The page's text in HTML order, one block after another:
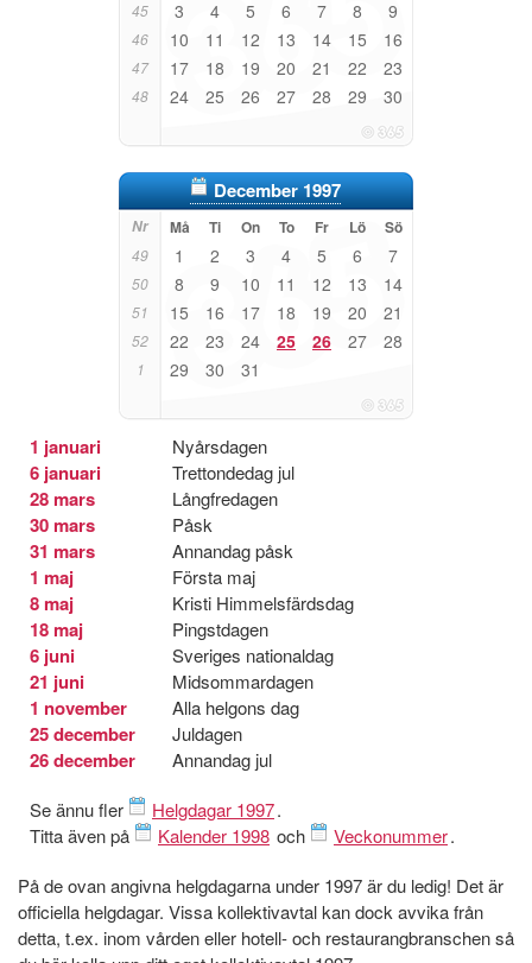
45 3 4 5 6 7 8 9
46 10 11 12 13 14 15 16
47 17 18 19 20 21 22 23
48 24 25 26 27 28 29 30
December 1997
Nr Må Ti On To Fr Lö Sö
49 1 2 3 4 5 6 7
50 8 9 10 11 12 13 14
51 15 16 17 18 19 20 21
52 22 23 24 25 26 27 28
1 29 30 31
1 januari Nyårsdagen
6 januari Trettondedag jul
28 mars Långfredagen
30 mars Påsk
31 mars Annandag påsk
1 maj Första maj
8 maj Kristi Himmelsfärdsdag
18 maj Pingstdagen
6 juni Sveriges nationaldag
21 juni Midsommardagen
1 november Alla helgons dag
25 december Juldagen
26 december
Annandag jul
Se ännu fler
Helgdagar 1997.
Titta även på
Kalender 1998 och Veckonummer.
På de ovan angivna helgdagarna under 1997 är du ledig! Det är
officiella helgdagar. Vissa kollektivavtal kan dock avvika från
detta, t.ex. inom vården eller hotell- och restaurangbranschen så